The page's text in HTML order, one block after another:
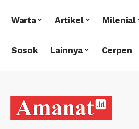
Warta Artikel Milenial
Sosok Lainnya Cerpen